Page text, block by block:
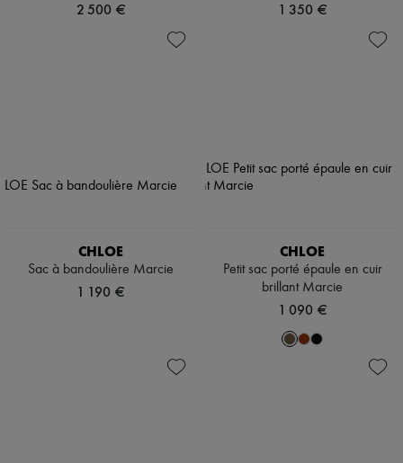
2 500 € 1 350 €
CHLOE
Sac à bandoulière Marcie
1 190 €
CHLOE
Petit sac porté épaule en cuir
brillant Marcie
1 090 €